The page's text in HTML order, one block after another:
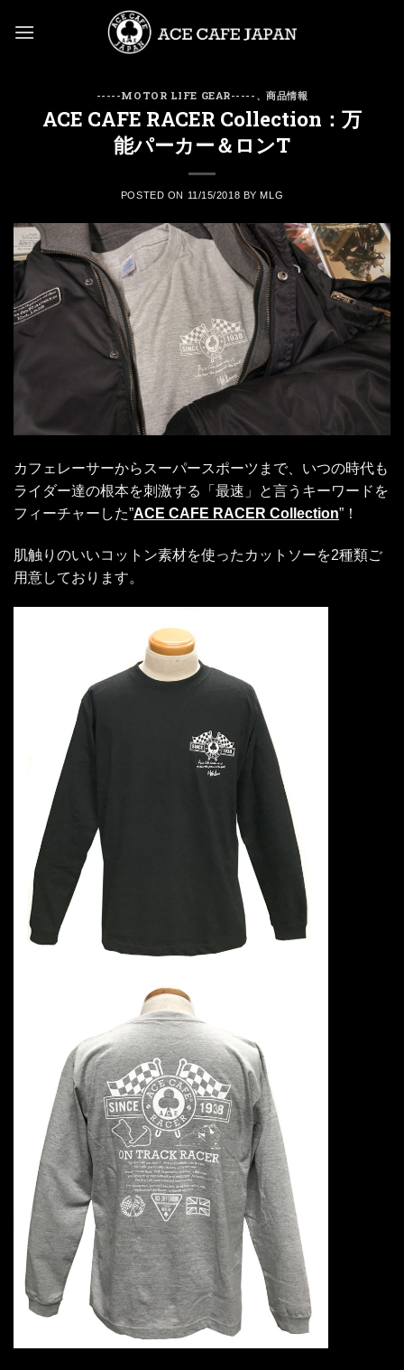
-----MOTOR LIFE GEAR----- 、商品情報
ACE CAFE RACER Collection：万
能パーカー＆ロンT
POSTED ON 11/15/2018 BYMLG
カフェレーサーからスーパースポーツまで、いつの時代も
ライダー達の根本を刺激する「最速」と言うキーワードを
フィーチャーした”ACE CAFE RACER Collection”！
肌触りのいいコットン素材を使ったカットソーを2種類ご
用意しております。